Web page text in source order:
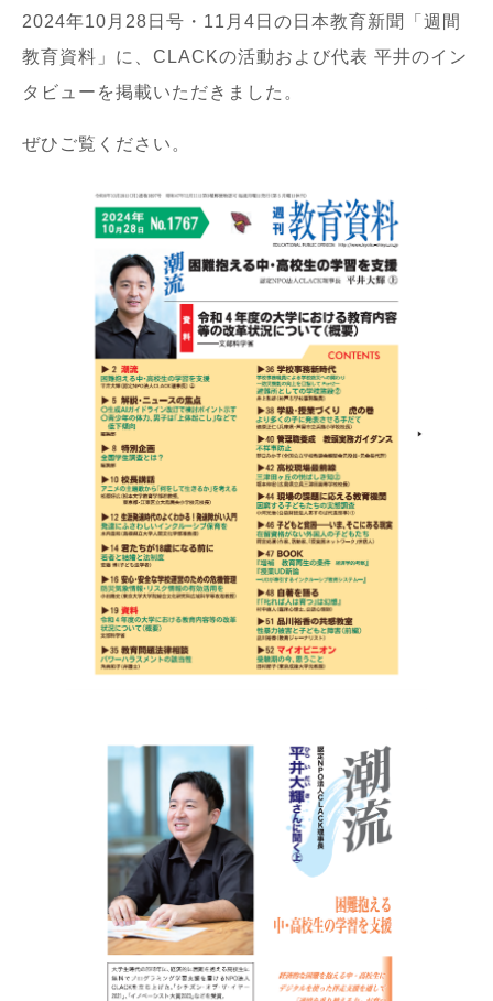
2024年10月28日号・11月4日の日本教育新聞「週間
教育資料」に、CLACKの活動および代表 平井のイン
タビューを掲載いただきました。
ぜひご覧ください。